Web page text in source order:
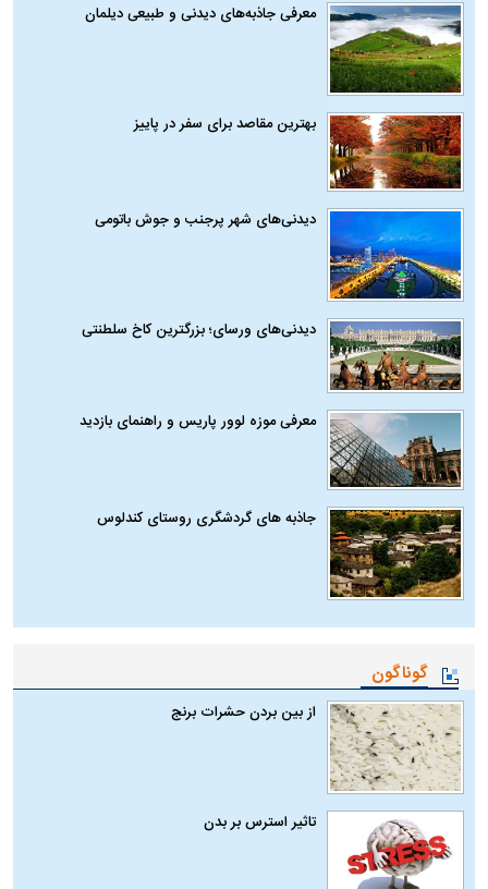
معرفی جاذبه‌های دیدنی و طبیعی دیلمان
بهترین مقاصد برای سفر در پاییز
دیدنی‌های شهر پرجنب و جوش باتومی
دیدنی‌های ورسای؛ بزرگترین کاخ سلطنتی
معرفی موزه لوور پاریس و راهنمای بازدید
جاذبه های گردشگری روستای کندلوس
گوناگون
از بین بردن حشرات برنج
تاثیر استرس بر بدن